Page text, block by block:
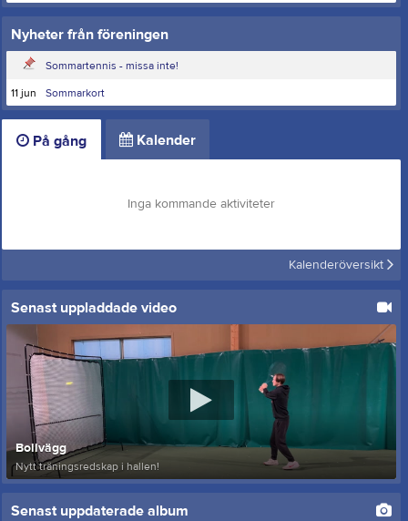
Nyheter från föreningen
Sommartennis - missa inte!
11 jun
Sommarkort
På gång Kalender
Inga kommande aktiviteter
Kalenderöversikt
Senast uppladdade video
Bollvägg
Nytt träningsredskap i hallen!
Senast uppdaterade album